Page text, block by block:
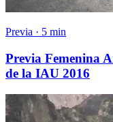
Previa · 5 min
Previa Femenina
de la IAU 2016